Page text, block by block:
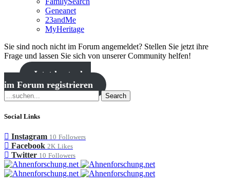
Geneanet
23andMe
MyHeritage
Sie sind noch nicht im Forum angemeldet? Stellen Sie jetzt ihre
Frage und lassen Sie sich von unserer Community helfen!
Jetzt kostenlos
im Forum registrieren
Search
Social Links
Instagram 10 Followers
Facebook 2K Likes
Twitter 10 Followers